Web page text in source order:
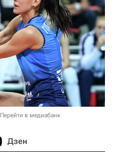
Перейти в медиабанк
Дзен